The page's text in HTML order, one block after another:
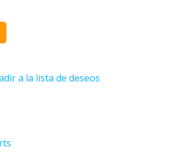
a la lista de deseos